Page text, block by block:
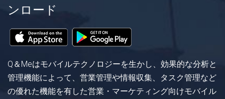
ンロード
Q＆Meはモバイルテクノロジーを生かし、効果的な分析と
管理機能によって、営業管理や情報収集、タスク管理など
の優れた機能を有した営業・マーケティング向けモバイル